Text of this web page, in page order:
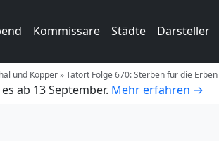
Kommissare Städte Darsteller
und Kopper»Tatort Folge 670: Sterben für die Erben
ab 13 September. Mehr erfahren →